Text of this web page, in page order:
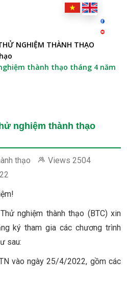
NGHIỆM THÀNH THẠO
thành thạo tháng 4 năm
nghiệm thành thạo
thạo Views 2504
nghiệm thành thạo (BTC) xin
ký tham gia các chương trình
sau:
vào ngày 25/4/2022, gồm các